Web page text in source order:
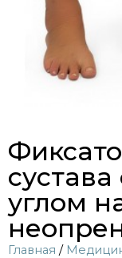
углом
Главная /